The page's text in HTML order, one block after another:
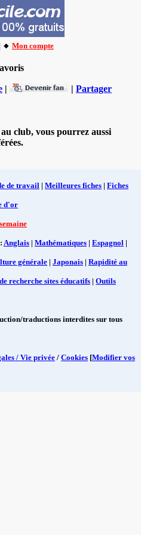
| 🔸 Mon compte
| | Partager
au club, vous pourrez aussi
de travail | Meilleures fiches | Fiches
d'or
Anglais | Mathématiques | Espagnol |
générale | Japonais | Rapidité au
recherche sites éducatifs | Outils
traductions interdites sur tous
/ Vie privée / Cookies [Modifier vos